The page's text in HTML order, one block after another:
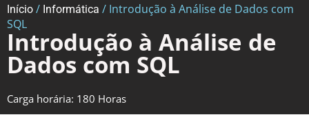
Início / Informática / Introdução à Análise de Dados com
SQL
Introdução à Análise de
Dados com SQL
Carga horária: 180 Horas